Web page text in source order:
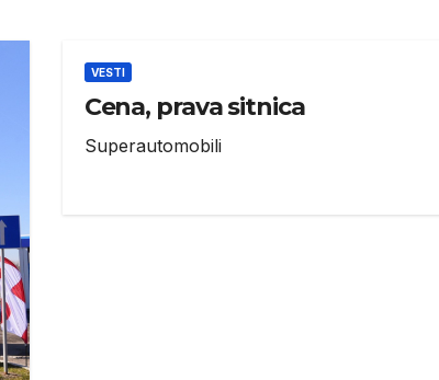
VESTI
Cena, prava sitnica
Superautomobili